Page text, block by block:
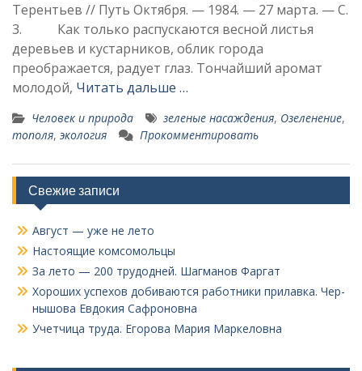
Терентьев // Путь Октября. — 1984. — 27 марта. — С.
3. Как только распускаются весной листья
деревьев и кустарников, облик города
преображается, радует глаз. Тончайший аромат
молодой, Читать дальше …
Человек и природа зеленые насаждения, Озеленение,
тополя, экология Прокомментировать
Свежие записи
Август — уже не лето
Настоящие комсомольцы
За лето — 200 трудодней. Шагманов Фаргат
Хороших успехов добиваются работники прилавка. Чер­
нышова Евдокия Сафроновна
Учетчица труда. Его­рова Мария Маркеловна